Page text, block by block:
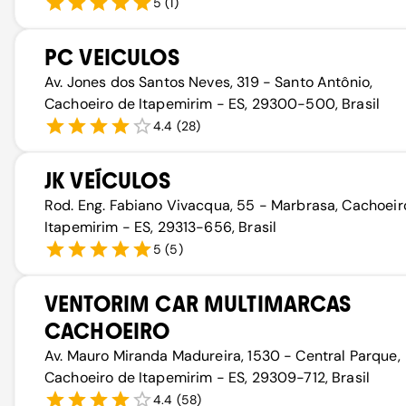
PC VEICULOS
Av. Jones dos Santos Neves, 319 - Santo Antônio,
Cachoeiro de Itapemirim - ES, 29300-500, Brasil
4.4 (28)
JK VEÍCULOS
Rod. Eng. Fabiano Vivacqua, 55 - Marbrasa,
Itapemirim - ES, 29313-656, Brasil
5 (5)
VENTORIM CAR MULTIMARCAS
CACHOEIRO
Av. Mauro Miranda Madureira, 1530 - Central Parque,
Cachoeiro de Itapemirim - ES, 29309-712, Brasil
4.4 (58)